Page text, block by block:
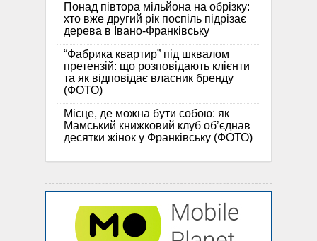
Понад півтора мільйона на обрізку:
хто вже другий рік поспіль підрізає
дерева в Івано-Франківську
“Фабрика квартир” під шквалом
претензій: що розповідають клієнти
та як відповідає власник бренду
(ФОТО)
Місце, де можна бути собою: як
Мамський книжковий клуб об’єднав
десятки жінок у Франківську (ФОТО)